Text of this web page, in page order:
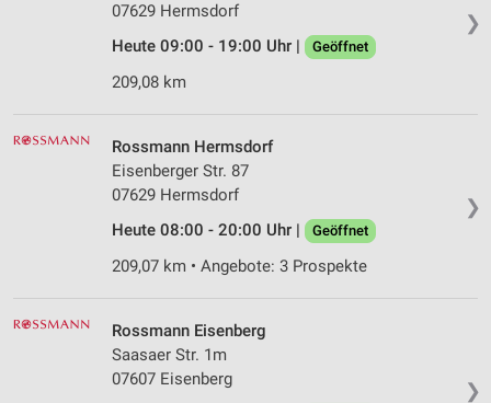
❯
07629 Hermsdorf
Heute 09:00 - 19:00 Uhr |
Geöffnet
209,08 km
❯
Rossmann Hermsdorf
Eisenberger Str. 87
07629 Hermsdorf
Heute 08:00 - 20:00 Uhr |
Geöffnet
209,07 km • Angebote: 3 Prospekte
❯
Rossmann Eisenberg
Saasaer Str. 1m
07607 Eisenberg